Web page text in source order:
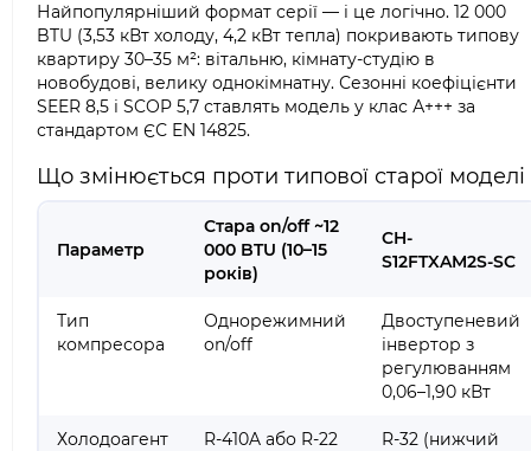
Найпопулярніший формат серії — і це логічно. 12 000
BTU (3,53 кВт холоду, 4,2 кВт тепла) покривають типову
квартиру 30–35 м²: вітальню, кімнату-студію в
новобудові, велику однокімнатну. Сезонні коефіцієнти
SEER 8,5 і SCOP 5,7 ставлять модель у клас А+++ за
стандартом ЄС EN 14825.
Що змінюється проти типової старої моделі
Параметр
Стара on/off ~12
000 BTU (10–15
років)
CH-
S12FTXAM2S-SC
Тип
компресора
Однорежимний
on/off
Двоступеневий
інвертор з
регулюванням
0,06–1,90 кВт
Холодоагент R-410A або R-22
R-32 (нижчий